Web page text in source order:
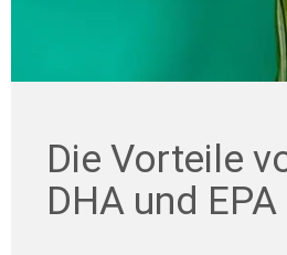
Die Vorteile
DHA und EPA